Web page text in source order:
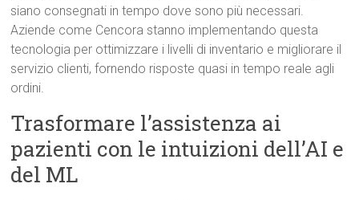
siano consegnati in tempo dove sono più necessari.
Aziende come Cencora stanno implementando questa
tecnologia per ottimizzare i livelli di inventario e migliorare il
servizio clienti, fornendo risposte quasi in tempo reale agli
ordini.
Trasformare l’assistenza ai
pazienti con le intuizioni dell’AI e
del ML